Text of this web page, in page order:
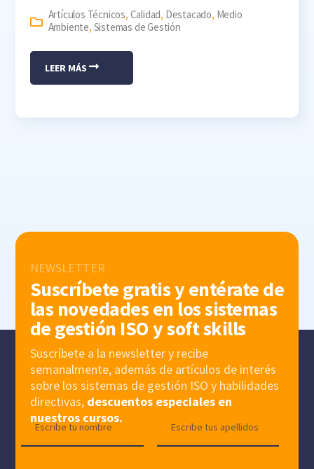
Artículos Técnicos, Calidad, Destacado, Medio
Ambiente, Sistemas de Gestión
LEER MÁS
NEWSLETTER
Suscríbete gratis y entérate de
las novedades en los sistemas
de gestión ISO y soft skills
Suscríbete a la newsletter y recibe
semanalmente, además de artículos de interés
sobre los sistemas de gestión ISO y habilidades
directivas, descuentos especiales en
nuestros cursos.